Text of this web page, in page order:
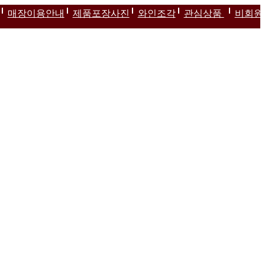
매장이용안내 제품포장사진 와인조각 관심상품
비회